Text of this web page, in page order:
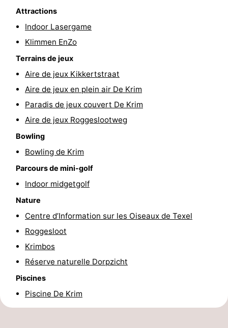
Eibernest
Hoogelandt
Beach
Park
Buytenveldt
Krim
EuroParcs
Texel
Sluftervallei
Strandhuys
Villapark
Residentie
Texel
Villapark
Vogelmient
Hôtels
Last
minutes
Plages
Attractions
Indoor Lasergame
Klimmen EnZo
Terrains de jeux
Aire de jeux Kikkertstraat
Aire de jeux en plein air De Krim
Paradis de jeux couvert De Krim
Aire de jeux Roggeslootweg
Bowling
Bowling de Krim
Parcours de mini-golf
Indoor midgetgolf
Nature
Centre d’Information sur les Oiseaux de Texel
Roggesloot
Krimbos
Réserve naturelle Dorpzicht
Piscines
Piscine De Krim